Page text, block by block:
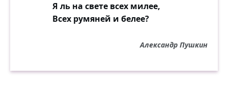
Я ль на свете всех милее,
Всех румяней и белее?
Александр Пушкин